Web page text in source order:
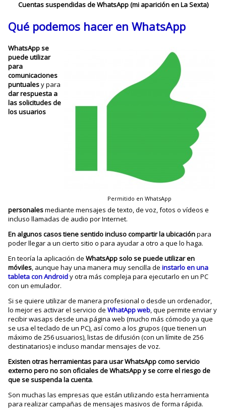
Cuentas suspendidas de WhatsApp (mi aparición en La Sexta)
Qué podemos hacer en WhatsApp
Permitido en WhatsApp
WhatsApp se
puede utilizar
para
comunicaciones
puntualesy para
dar respuesta a
las solicitudes de
los usuarios
personalesmediante mensajes de texto, de voz, fotos o vídeos e
incluso llamadas de audio por Internet.
En algunos casos tiene sentido incluso compartir la ubicaciónpara
poder llegar a un cierto sitio o para ayudar a otro a que lo haga.
En teoría la aplicación deWhatsApp solo se puede utilizar en
móviles, aunque hay una manera muy sencilla deinstarlo en una
tableta con Androidy otra más compleja para ejecutarlo en un PC
con un emulador.
Si se quiere utilizar de manera profesional o desde un ordenador,
lo mejor es activar el servicio deWhatApp web, que permite enviar y
recibir wasaps desde una página web (mucho más cómodo ya que
se usa el teclado de un PC), así como a los grupos (que tienen un
máximo de 256 usuarios), listas de difusión (con un límite de 256
destinatarios) e incluso mandar mensajes de voz.
Existen otras herramientas para usar WhatsApp como servicio
externo pero no son oficiales de WhatsApp y se corre el riesgo de
que se suspenda la cuenta.
Son muchas las empresas que están utilizando esta herramienta
para realizar campañas de mensajes masivos de forma rápida.